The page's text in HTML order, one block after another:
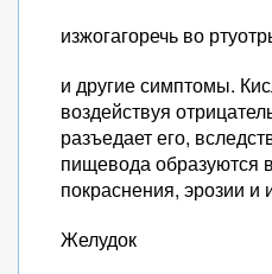
изжогагоречь во
и другие симптомы.
воздействуя
разъедает его,
пищевода образуются
покраснения, эрозии и
Желудок